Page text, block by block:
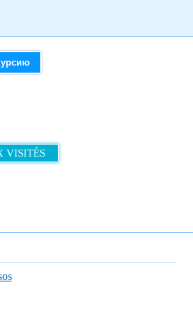
VISITÉS